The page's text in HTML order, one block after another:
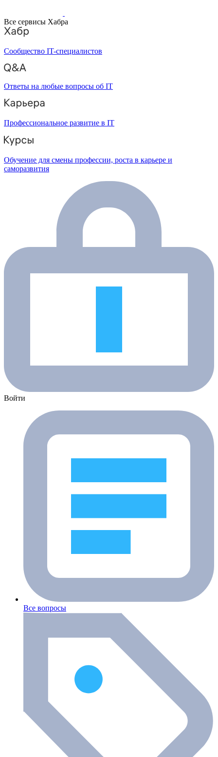
Все сервисы Хабра
Сообщество IT-специалистов
Ответы на любые вопросы об IT
Профессиональное развитие в IT
Обучение для смены профессии, роста в карьере и
саморазвития
Войти
Все вопросы